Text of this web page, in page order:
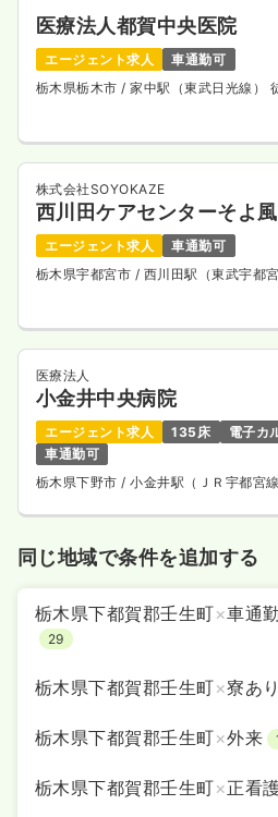
医療法人都賀中央医院
エージェント求人
車通勤可
栃木県栃木市 / 家中駅（東武日光線）
株式会社SOYOKAZE
西川田ケアセンターそよ風
エージェント求人
車通勤可
栃木県宇都宮市 / 西川田駅（東武宇都
医療法人
小金井中央病院
エージェント求人 135床
電子カ
車通勤可
栃木県下野市/ 小金井駅（ＪＲ宇都宮
同じ地域で条件を追加する
栃木県下都賀郡壬生町×車通
29
栃木県下都賀郡壬生町×寮あり
栃木県下都賀郡壬生町×外来
栃木県下都賀郡壬生町×正看